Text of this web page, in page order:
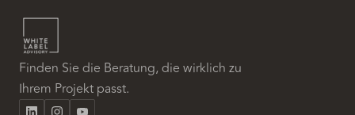
Finden Sie die Beratung, die wirklich zu
Ihrem Projekt passt.